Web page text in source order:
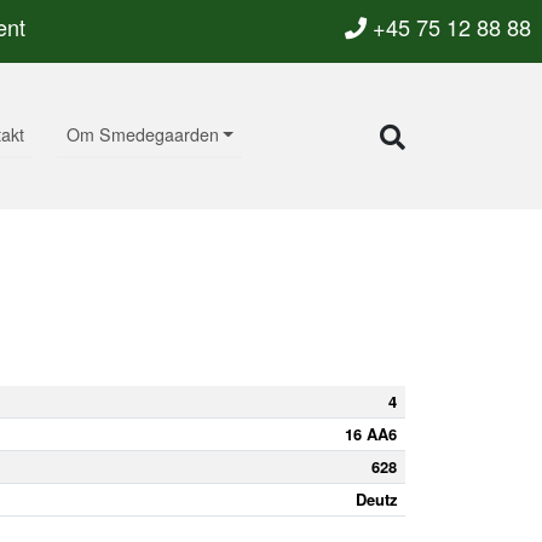
+45 75 12 88 88
Om Smedegaarden
4
16 AA6
628
Deutz